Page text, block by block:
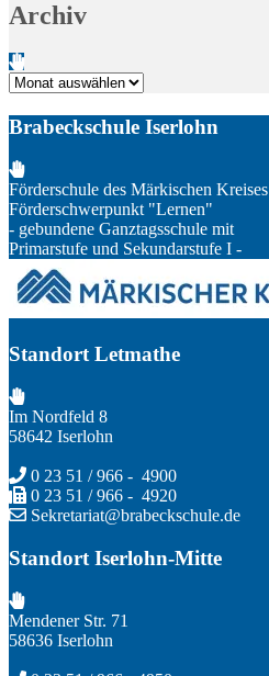
Archiv
Archiv
Brabeckschule Iserlohn
Förderschule des Märkischen Kreises
Förderschwerpunkt "Lernen"
- gebundene Ganztagsschule mit
Primarstufe und Sekundarstufe I -
Standort Letmathe
Im Nordfeld 8
58642 Iserlohn
0 23 51 / 966 - 4900
0 23 51 / 966 - 4920
Sekretariat@brabeckschule.de
Standort Iserlohn-Mitte
Mendener Str. 71
58636 Iserlohn